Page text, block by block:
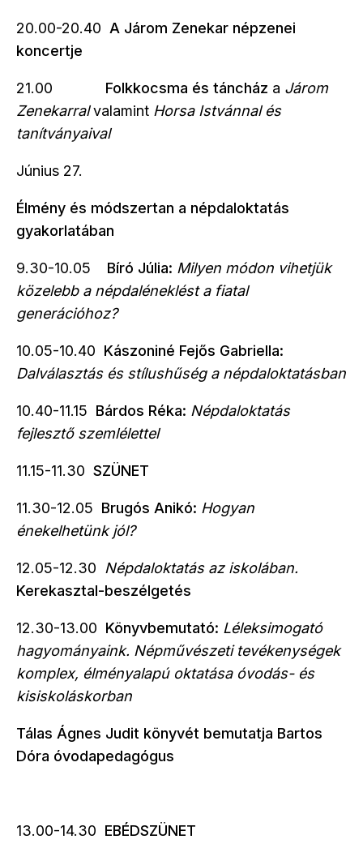
20.00-20.40 A Járom Zenekar népzenei
koncertje
21.00 Folkkocsma és táncház a Járom
Zenekarralvalamint Horsa Istvánnal és
tanítványaival
Június 27.
Élmény és módszertan a népdaloktatás
gyakorlatában
9.30-10.05 Bíró Júlia: Milyen módon vihetjük
közelebb a népdaléneklést a fiatal
generációhoz?
10.05-10.40 Kászoniné Fejős Gabriella:
Dalválasztás és stílushűség a népdaloktatásban
10.40-11.15 Bárdos Réka: Népdaloktatás
fejlesztő szemlélettel
11.15-11.30 SZÜNET
11.30-12.05 Brugós Anikó: Hogyan
énekelhetünk jól?
12.05-12.30 Népdaloktatás az iskolában.
Kerekasztal-beszélgetés
12.30-13.00 Könyvbemutató: Léleksimogató
hagyományaink. Népművészeti tevékenységek
komplex, élményalapú oktatása óvodás- és
kisiskoláskorban
Tálas Ágnes Judit könyvét bemutatja Bartos
Dóra óvodapedagógus
13.00-14.30 EBÉDSZÜNET